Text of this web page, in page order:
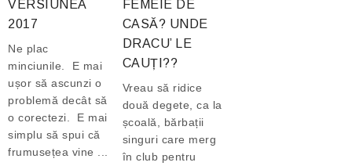
VERSIUNEA
2017
Ne plac
minciunile. E mai
ușor să ascunzi o
problemă decât să
o corectezi. E mai
simplu să spui că
frumusețea vine ...
FEMEIE DE
CASĂ? UNDE
DRACU’ LE
CAUȚI??
Vreau să ridice
două degete, ca la
școală, bărbații
singuri care merg
în club pentru